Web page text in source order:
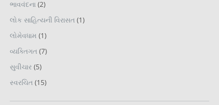
ભાવવંદના (2)
લોક સાહિત્યની વિરાસત (1)
લોમેવધામ (1)
વ્યક્તિગત (7)
સુવીચાર (5)
સ્વરચિત (15)